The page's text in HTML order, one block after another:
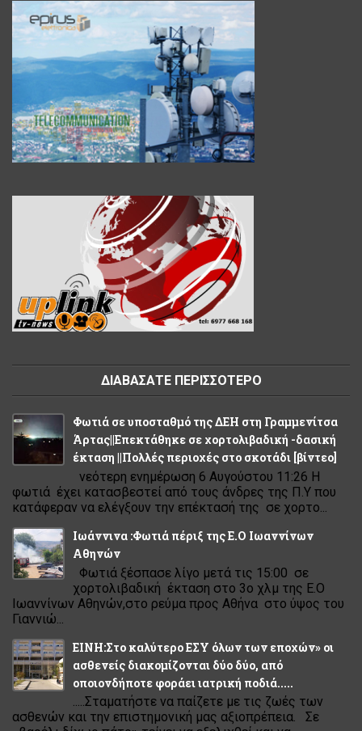
ΔΙΑΒΑΣΑΤΕ ΠΕΡΙΣΣΟΤΕΡΟ
Φωτιά σε υποσταθμό της ΔΕΗ στη Γραμμενίτσα
Άρτας||Επεκτάθηκε σε χορτολιβαδική -δασική
έκταση ||Πολλές περιοχές στο σκοτάδι [βίντεο]
νεότερη ενημέρωση 6 Αυγούστου 11:26 Η
φωτιά έχει κατασβεστεί από τους άνδρες της Π.Υ που
κατάφεραν να ελέγξουν την επέκτασή της σε χορτο...
Ιωάννινα :Φωτιά πέριξ της Ε.Ο Ιωαννίνων
Αθηνών
Φωτιά ξέσπασε λίγο μετά τις 15:00 σε
χορτολιβαδική έκταση στο 3ο χλμ της Ε.Ο
Ιωαννίνων Αθηνών,στο ρεύμα προς Αθήνα στο ύψος του
Γιαννιώ...
ΕΙΝΗ:Στο καλύτερο ΕΣΥ όλων των εποχών» οι
ασθενείς διακομίζονται δύο δύο, από
οποιονδήποτε φοράει ιατρική ποδιά.....
.....Σταματήστε να παίζετε με τις ζωές των
ασθενών και την επιστημονική μας αξιοπρέπεια. Σε